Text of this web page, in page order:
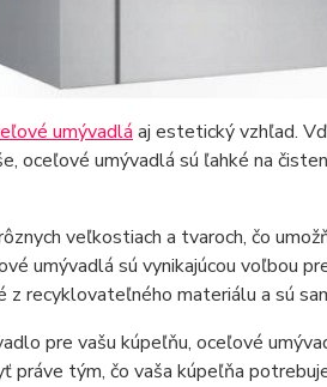
umývadlá aj estetický vzhľad.
oceľové umývadlá sú ľahké na
veľkostiach a tvaroch, čo
umývadlá sú vynikajúcou voľbou
z recyklovateľného materiálu a sú
pre vašu kúpeľňu, oceľové
práve tým, čo vaša kúpeľňa